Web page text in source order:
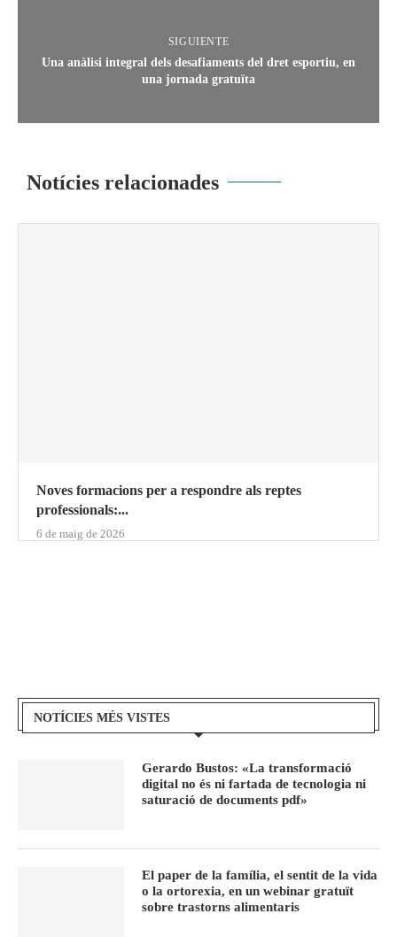
SIGUIENTE
Una anàlisi integral dels desafiaments del dret esportiu, en
una jornada gratuïta
Notícies relacionades
Noves formacions per a respondre als reptes
professionals:...
6 de maig de 2026
NOTÍCIES MÉS VISTES
Gerardo Bustos: «La transformació
digital no és ni fartada de tecnologia ni
saturació de documents pdf»
El paper de la família, el sentit de la vida
o la ortorexia, en un webinar gratuït
sobre trastorns alimentaris